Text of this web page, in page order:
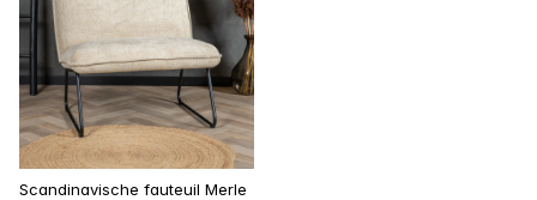
Scandinavische fauteuil Merle